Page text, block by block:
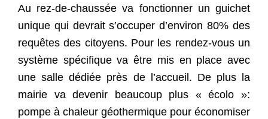
Au rez-de-chaussée va fonctionner un guichet
unique qui devrait s’occuper d’environ 80% des
requêtes des citoyens. Pour les rendez-vous un
système spécifique va être mis en place avec
une salle dédiée près de l’accueil. De plus la
mairie va devenir beaucoup plus « écolo »:
pompe à chaleur géothermique pour économiser